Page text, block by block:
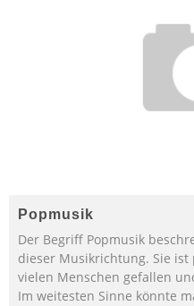
Popmusik
Der Begriff Popmusik
dieser Musikrichtung. Sie
vielen Menschen gefallen
Im weitesten Sinne könnte